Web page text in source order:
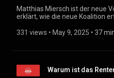
Matthias Miersch ist der neue
erklärt, wie die neue Koalition
man mit Visionen nicht zum
331 views • May 9, 2025 • 37
Warum ist das